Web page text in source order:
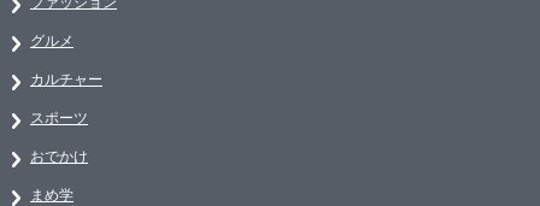
グルメ
カルチャー
スポーツ
おでかけ
まめ学